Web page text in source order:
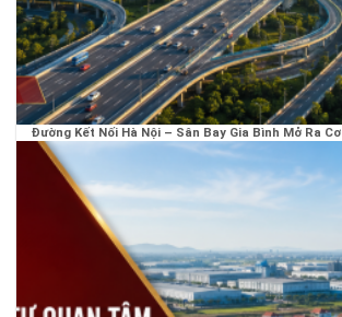
Đường Kết Nối Hà Nội – Sân Bay Gia Bình Mở Ra Cơ